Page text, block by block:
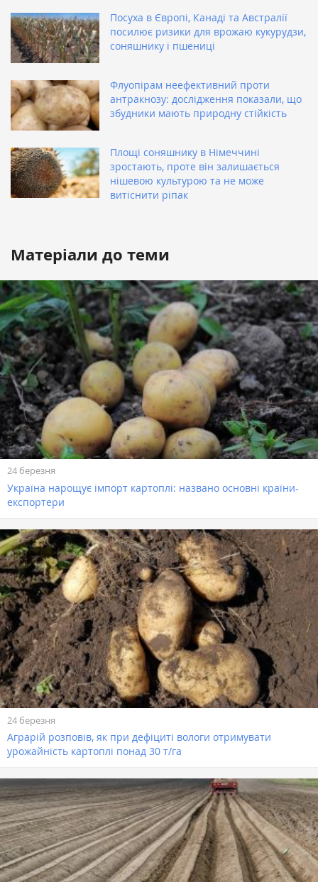
Посуха в Європі, Канаді та Австралії
посилює ризики для врожаю кукурудзи,
соняшнику і пшениці
Флуопірам неефективний проти
антракнозу: дослідження показали, що
збудники мають природну стійкість
Площі соняшнику в Німеччині
зростають, проте він залишається
нішевою культурою та не може
витіснити ріпак
Матеріали до теми
24 березня
Україна нарощує імпорт картоплі: названо основні країни-
експортери
24 березня
Аграрій розповів, як при дефіциті вологи отримувати
урожайність картоплі понад 30 т/га